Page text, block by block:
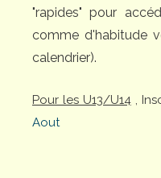
"rapides" pour
comme d'habitude
calendrier).
Pour les U13/U14,
Aout